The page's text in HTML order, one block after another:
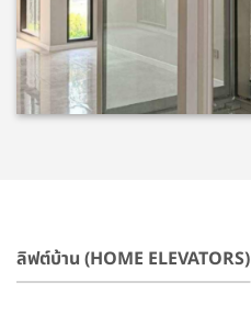
ลิฟต์บ้าน (HOME ELEVATORS)